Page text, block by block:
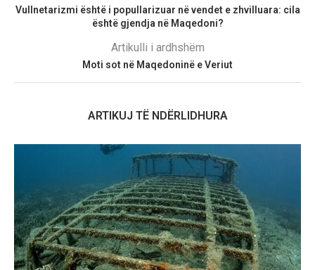
Vullnetarizmi është i popullarizuar në vendet e zhvilluara: cila
është gjendja në Maqedoni?
Artikulli i ardhshëm
Moti sot në Maqedoninë e Veriut
ARTIKUJ TË NDËRLIDHURA